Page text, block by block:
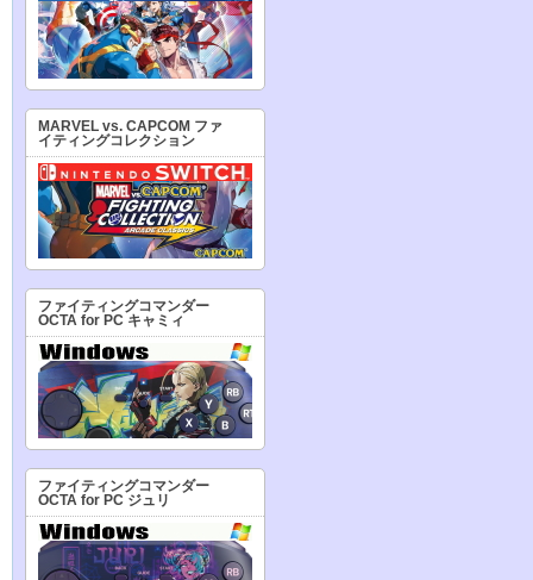
MARVEL vs. CAPCOM ファ
イティングコレクション
ファイティングコマンダー
OCTA for PC キャミィ
ファイティングコマンダー
OCTA for PC ジュリ